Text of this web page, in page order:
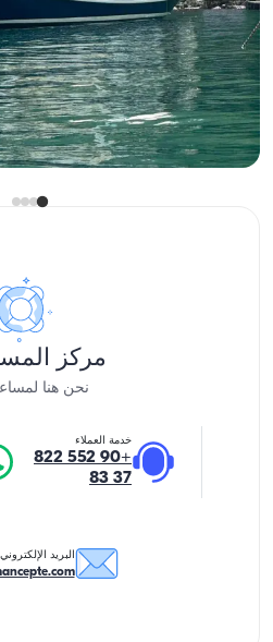
غوجك
مع قبطان
جوليت
إبحار 12 شخص · 5 كابينة · 23.00m
الأقل
68.874 TL
عرض
مركز
نحن هنا
خدمة العملاء
+90 552 822
37 83
البريد الإلكتروني